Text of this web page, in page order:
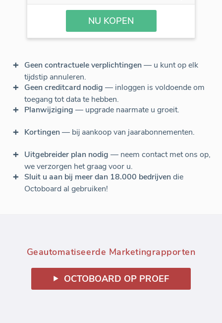
NU KOPEN
Geen contractuele verplichtingen— u kunt op elk
tijdstip annuleren.
Geen creditcard nodig — inloggen is voldoende om
toegang tot data te hebben.
Planwijziging — upgrade naarmate u groeit.
Kortingen— bij aankoop van jaarabonnementen.
Uitgebreider plan nodig — neem contact met ons op,
we verzorgen het graag voor u.
Sluit u aan bij meer dan 18.000 bedrijvendie
Octoboard al gebruiken!
Geautomatiseerde Marketingrapporten
OCTOBOARD OP PROEF